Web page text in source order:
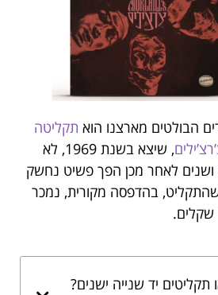
הבולטים מארצנו הוא תקליטה
, שיצא בשנת 1969, לא
לאחר מכן הפך פשיט נחשק
בהדפסה מקורית, נמכר
שקלים.
יד שנייה ישנים?